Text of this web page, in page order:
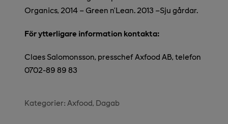
Organics, 2014 – Green n’Lean. 2013 –Sju gårdar.
För ytterligare information kontakta:
Claes Salomonsson, presschef Axfood AB, telefon
0702-89 89 83
Kategorier: Axfood Dagab